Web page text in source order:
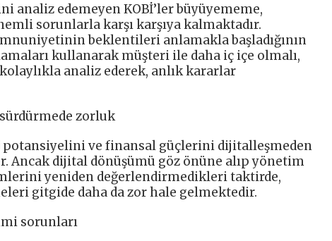
analiz edemeyen KOBİ’ler büyüyememe,
sorunlarla karşı karşıya kalmaktadır.
beklentileri anlamakla başladığının
kullanarak müşteri ile daha iç içe olmalı,
analiz ederek, anlık kararlar
zorluk
potansiyelini ve finansal güçlerini dijitalleşmeden
Ancak dijital dönüşümü göz önüne alıp yönetim
yeniden değerlendirmedikleri taktirde,
gitgide daha da zor hale gelmektedir.
sorunları